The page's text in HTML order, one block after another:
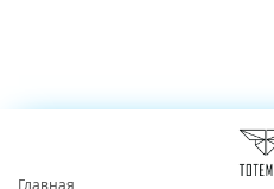
Главная